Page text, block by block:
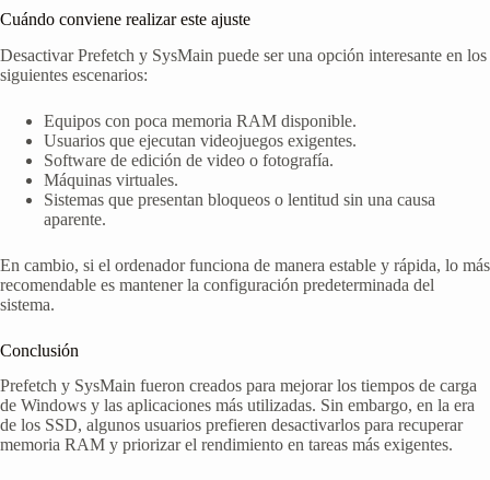
Cuándo conviene realizar este ajuste
Desactivar Prefetch y SysMain puede ser una opción interesante en los
siguientes escenarios:
Equipos con poca memoria RAM disponible.
Usuarios que ejecutan videojuegos exigentes.
Software de edición de video o fotografía.
Máquinas virtuales.
Sistemas que presentan bloqueos o lentitud sin una causa
aparente.
En cambio, si el ordenador funciona de manera estable y rápida, lo más
recomendable es mantener la configuración predeterminada del
sistema.
Conclusión
Prefetch y SysMain fueron creados para mejorar los tiempos de carga
de Windows y las aplicaciones más utilizadas. Sin embargo, en la era
de los SSD, algunos usuarios prefieren desactivarlos para recuperar
memoria RAM y priorizar el rendimiento en tareas más exigentes.